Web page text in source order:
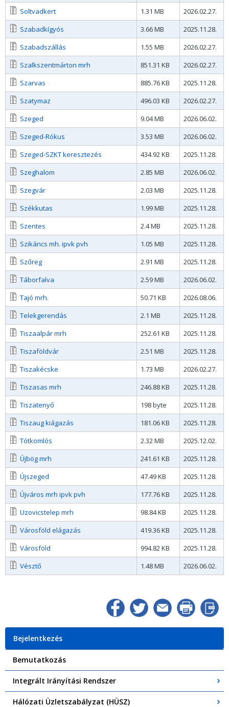
Soltvadkert 1.31 MB
2026.02.27.
Szabadkígyós
3.66 MB
2025.11.28.
Szabadszállás
1.55 MB
2026.02.27.
Szalkszentmárton mrh
851.31 KB
2026.02.27.
Szarvas
885.76 KB
2025.11.28.
Szatymaz
496.03 KB
2026.02.27.
Szeged
9.04 MB
2026.06.02.
Szeged-Rókus
3.53 MB
2026.06.02.
Szeged-SZKT keresztezés
434.92 KB
2025.11.28.
Szeghalom
2.85 MB
2026.06.02.
Szegvár
2.03 MB
2025.11.28.
Székkutas
1.99 MB
2025.11.28.
Szentes
2.4 MB
2025.11.28.
Szikáncs mh. ipvk pvh
1.05 MB
2025.11.28.
Szőreg
2.91 MB
2025.11.28.
Táborfalva
2.59 MB
2026.06.02.
Tajó mrh.
50.71 KB
2026.08.06.
Telekgerendás
2.1 MB
2025.11.28.
Tiszaalpár mrh
252.61 KB
2025.11.28.
Tiszaföldvár
2.51 MB
2025.11.28.
Tiszakécske
1.73 MB
2026.02.27.
Tiszasas mrh
246.88 KB
2025.11.28.
Tiszatenyő
198 byte
2025.11.28.
Tiszaug kiágazás
181.06 KB
2025.11.28.
Tótkomlós
2.32 MB
2025.12.02.
Újbög mrh
241.61 KB
2025.11.28.
Újszeged
47.49 KB
2025.11.28.
Újváros mrh ipvk pvh
177.76 KB
2025.11.28.
Uzovicstelep mrh
98.84 KB
2025.11.28.
Városföld elágazás
419.36 KB
2025.11.28.
Városföld
994.82 KB
2025.11.28.
Vésztő
1.48 MB 2026.06.02.
Bejelentkezés
Bemutatkozás
Integrált Irányítási Rendszer
Hálózati Üzletszabályzat (HÜSZ)